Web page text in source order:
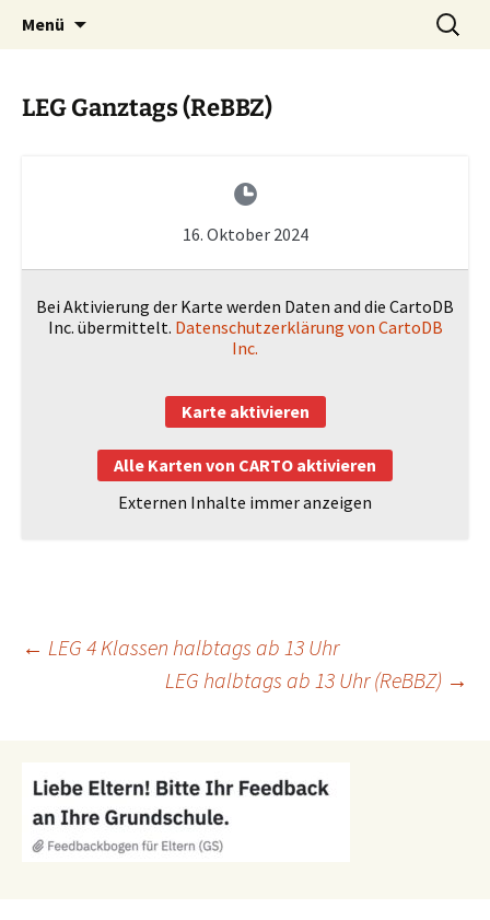
Menü
Suchen
nach:
LEG Ganztags (ReBBZ)
16. Oktober 2024
Bei Aktivierung der Karte werden Daten and die CartoDB
Inc. übermittelt. Datenschutzerklärung von CartoDB
Inc.
Karte aktivieren
Alle Karten von CARTO aktivieren
Externen Inhalte immer anzeigen
Beitragsnavigation
← LEG 4 Klassen halbtags ab 13 Uhr
LEG halbtags ab 13 Uhr (ReBBZ) →